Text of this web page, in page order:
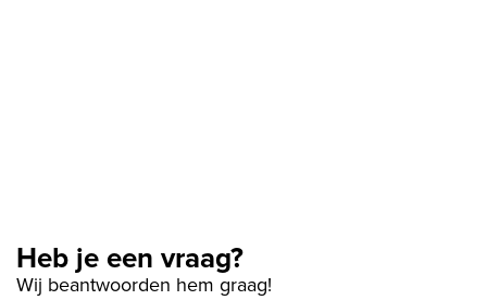
Heb je een vraag?
Wij beantwoorden hem graag!